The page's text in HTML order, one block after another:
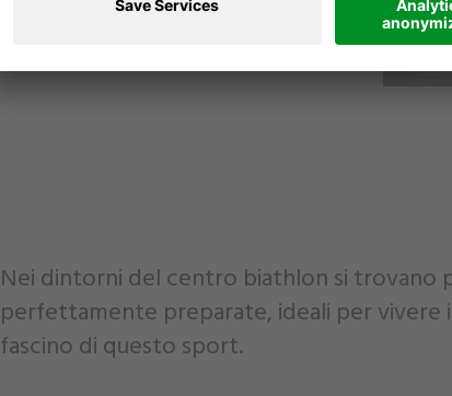
Nei dintorni del centro biathlon si trovano
perfettamente preparate, ideali per vivere
fascino di questo sport.